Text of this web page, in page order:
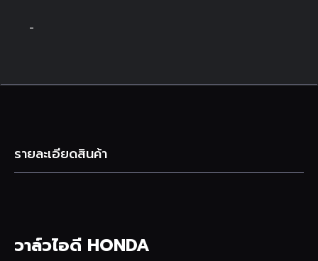
-
รายละเอียดสินค้า
วาล์วไอดี HONDA